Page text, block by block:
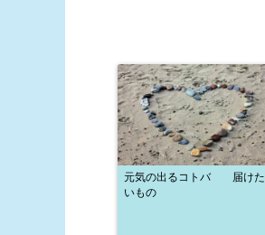
元気の出るコトバ 届けた
いもの